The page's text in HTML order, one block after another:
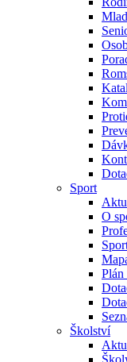
Sport
O
Plán
Školství